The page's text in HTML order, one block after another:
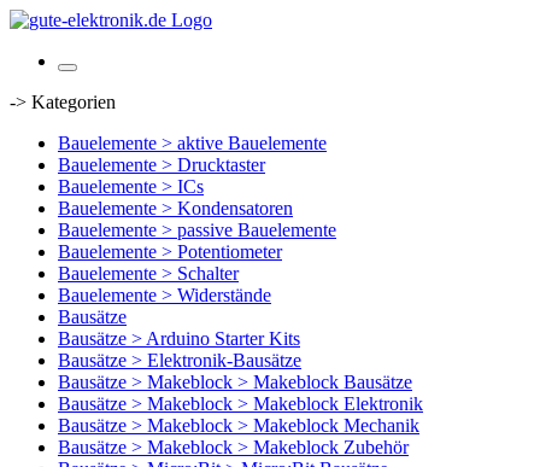
-> Kategorien
Bauelemente > aktive Bauelemente
Bauelemente > Drucktaster
Bauelemente > ICs
Bauelemente > Kondensatoren
Bauelemente > passive Bauelemente
Bauelemente > Potentiometer
Bauelemente > Schalter
Bauelemente > Widerstände
Bausätze
Bausätze > Arduino Starter Kits
Bausätze > Elektronik-Bausätze
Bausätze > Makeblock > Makeblock Bausätze
Bausätze > Makeblock > Makeblock Elektronik
Bausätze > Makeblock > Makeblock Mechanik
Bausätze > Makeblock > Makeblock Zubehör